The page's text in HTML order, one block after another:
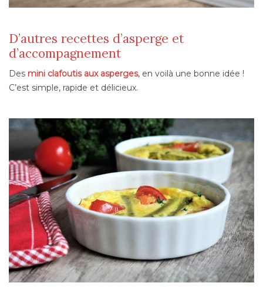
D’autres recettes d’asperge et
d’accompagnement
Des mini clafoutis aux asperges, en voilà une bonne idée !
C’est simple, rapide et délicieux.